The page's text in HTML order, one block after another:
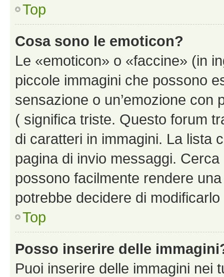
Top
Cosa sono le emoticon?
Le «emoticon» o «faccine» (in
piccole immagini che possono
sensazione o un’emozione
( significa triste. Questo forum
di caratteri in immagini. La lista
pagina di invio messaggi.
possono facilmente rendere
potrebbe decidere di
Top
Posso inserire delle
Puoi inserire delle immagini nei